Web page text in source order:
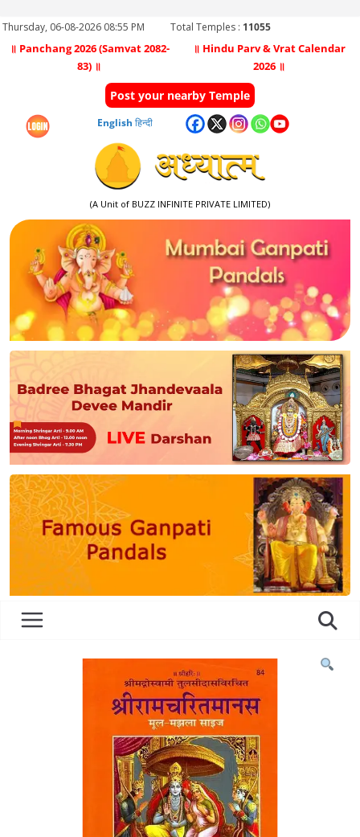
Thursday, 06-08-2026 08:55 PM Total Temples : 11055
॥ Panchang 2026 (Samvat 2082-
83) ॥
॥ Hindu Parv & Vrat Calendar
2026 ॥
Post your nearby Temple
English हिन्दी
(A Unit of BUZZ INFINITE PRIVATE LIMITED)